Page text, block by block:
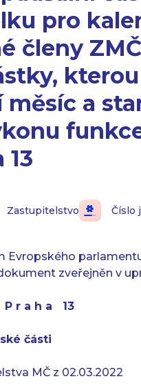
pro
členy
měsíc a
13
Zastupitelstvo Číslo
Evropského
zveřejněn v
r a h a 13
části
MČ z 02.03.2022